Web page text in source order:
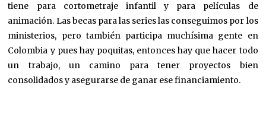
tiene para cortometraje infantil y para películas de
animación. Las becas para las series las conseguimos por los
ministerios, pero también participa muchísima gente en
Colombia y pues hay poquitas, entonces hay que hacer todo
un trabajo, un camino para tener proyectos bien
consolidados y asegurarse de ganar ese financiamiento.